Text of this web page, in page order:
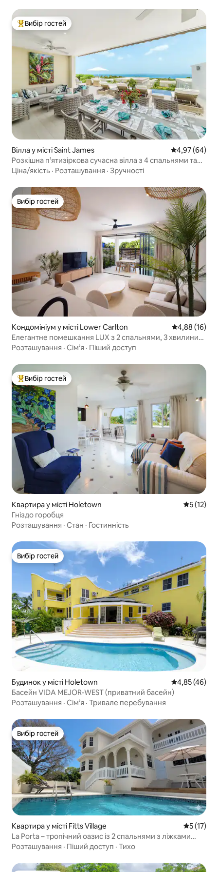
Топ вибір гостей
Вибір гостей
Вілла у місті Saint James Середня
4,97 (64)
Розкішна п’ятизіркова сучасна вілла з 4 спальнями та
4 ванними кімнатами
Ціна/якість · Розташування · Зручності
Вибір гостей
Вибір гостей
Кондомініум у місті Lower Carlton Середня
4,88 (16)
Елегантне помешкання LUX з 2 спальнями, 3 хвилини
до пляжу! Басейн і тераса
Розташування · Сім’я · Піший доступ
Топ вибір гостей
Вибір гостей
Квартира у місті Holetown Середня
5 (12)
Гніздо горобця
Розташування · Стан · Гостинність
Вибір гостей
Вибір гостей
Будинок у місті Holetown Середня
4,85 (46)
Басейн VIDA MEJOR-WEST (приватний басейн)
Розташування · Сім’я · Тривале перебування
Вибір гостей
Вибір гостей
Квартира у місті Fitts Village Середня
5 (17)
La Porta – тропічний оазис із 2 спальнями з ліжками
King size та видом на море
Розташування · Піший доступ · Тихо